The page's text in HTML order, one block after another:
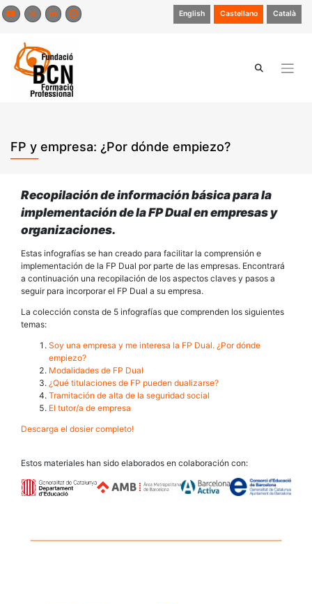
Saltar
al
English Castellano Català
FP y empresa: ¿Por dónde empiezo?
Recopilación de información básica para la
implementación de la FP Dual en empresas y
organizaciones.
Estas infografías se han creado para facilitar la comprensión e
implementación de la FP Dual por parte de las empresas. Encontrará
a continuación una recopilación de los aspectos claves y pasos a
seguir para incorporar el FP Dual a su empresa.
La colección consta de 5 infografías que comprenden los siguientes
temas:
Soy una empresa y me interesa la FP Dual. ¿Por dónde
empiezo?
Modalidades de FP Dual
¿Qué titulaciones de FP pueden dualizarse?
Tramitación de alta de la seguridad social
El tutor/a de empresa
Descarga el dosier completo!
Estos materiales han sido elaborados en colaboración con: